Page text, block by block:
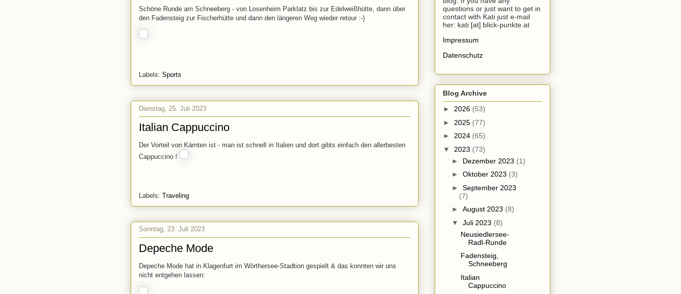
Schöne Runde am Schneeberg - von Losenheim Parklatz bis zur Edelweißhütte, dann über
den Fadensteig zur Fischerhütte und dann den längeren Weg wieder retour :-)
Labels: Sports
Dienstag, 25. Juli 2023
Italian Cappuccino
Der Vorteil von Kärnten ist - man ist schnell in Italien und dort gibts einfach den allerbesten
Cappuccino !
Labels: Traveling
Sonntag, 23. Juli 2023
Depeche Mode
Depeche Mode hat in Klagenfurt im Wörthersee-Stadtion gespielt & das konnten wir uns
nicht entgehen lassen:
questions or just want to get in
contact with Kati just e-mail
her: kati [at] blick-punkte.at
Impressum
Datenschutz
Blog Archive
► 2026 (53)
► 2025 (77)
► 2024 (65)
▼ 2023 (73)
► Dezember 2023 (1)
► Oktober 2023 (3)
► September 2023
(7)
► August 2023 (8)
▼ Juli 2023 (8)
Neusiedlersee-
Radl-Runde
Fadensteig,
Schneeberg
Italian
Cappuccino